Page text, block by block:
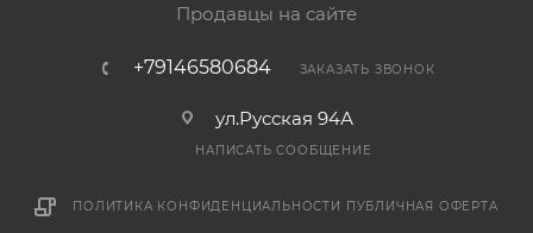
Продавцы на сайте
+79146580684 ЗАКАЗАТЬ ЗВОНОК
ул.Русская 94А
НАПИСАТЬ СООБЩЕНИЕ
ПОЛИТИКА КОНФИДЕНЦИАЛЬНОСТИ ПУБЛИЧНАЯ ОФЕРТА